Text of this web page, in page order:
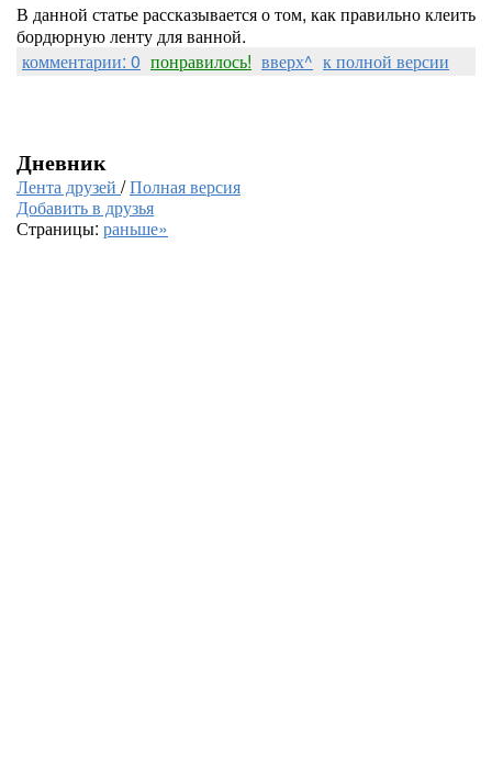
В данной статье рассказывается о том, как правильно клеить
бордюрную ленту для ванной.
комментарии: 0 понравилось! вверх^ к полной версии
Дневник
Лента друзей /Полная версия
Добавить в друзья
Страницы: раньше»